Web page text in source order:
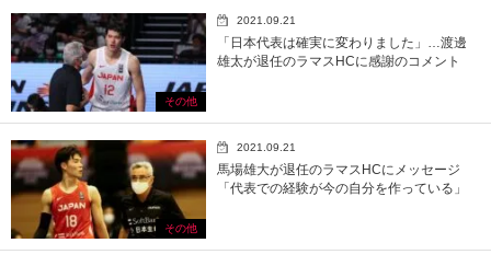
その他
2021.09.21
「日本代表は確実に変わりました」…渡邊
雄太が退任のラマスHCに感謝のコメント
その他
2021.09.21
馬場雄大が退任のラマスHCにメッセージ
「代表での経験が今の自分を作っている」